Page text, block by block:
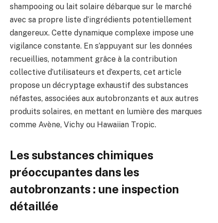
shampooing ou lait solaire débarque sur le marché
avec sa propre liste d’ingrédients potentiellement
dangereux. Cette dynamique complexe impose une
vigilance constante. En s’appuyant sur les données
recueillies, notamment grâce à la contribution
collective d’utilisateurs et d’experts, cet article
propose un décryptage exhaustif des substances
néfastes, associées aux autobronzants et aux autres
produits solaires, en mettant en lumière des marques
comme Avène, Vichy ou Hawaiian Tropic.
Les substances chimiques
préoccupantes dans les
autobronzants : une inspection
détaillée